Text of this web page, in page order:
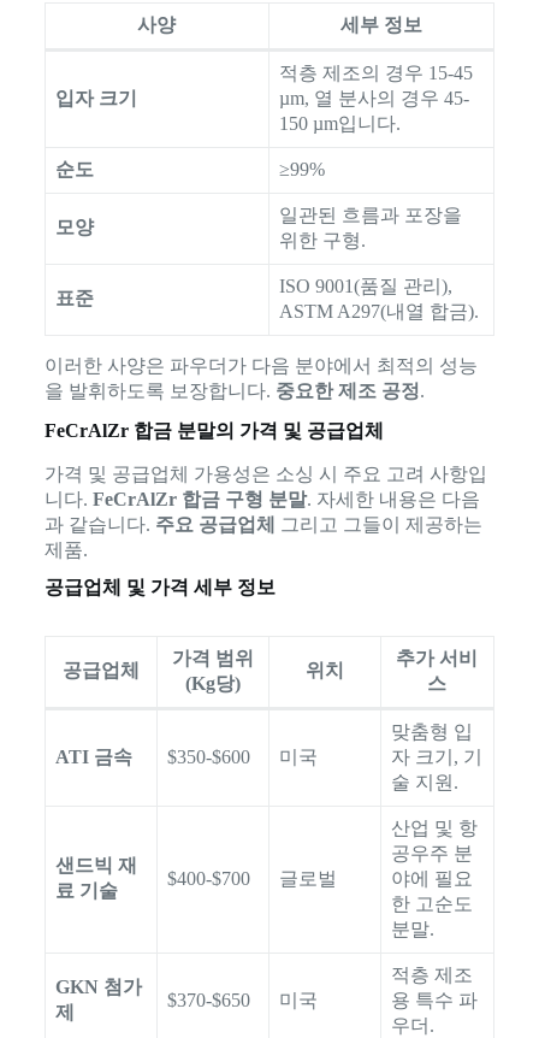
사양 세부 정보
입자 크기
적층 제조의 경우 15-45
µm, 열 분사의 경우 45-
150 µm입니다.
순도 ≥99%
모양
일관된 흐름과 포장을
위한 구형.
표준
ISO 9001(품질 관리),
ASTM A297(내열 합금).
이러한 사양은 파우더가 다음 분야에서 최적의 성능
을 발휘하도록 보장합니다. 중요한 제조 공정.
FeCrAlZr 합금 분말의 가격 및 공급업체
가격 및 공급업체 가용성은 소싱 시 주요 고려 사항입
니다. FeCrAlZr 합금 구형 분말. 자세한 내용은 다음
과 같습니다. 주요 공급업체
그리고 그들이 제공하는
제품.
공급업체 및 가격 세부 정보
공급업체
가격 범위
(Kg당)
위치
추가 서비
스
ATI 금속 $350-$600 미국
맞춤형 입
자 크기, 기
술 지원.
샌드빅 재
료 기술
$400-$700 글로벌
산업 및 항
공우주 분
야에 필요
한 고순도
분말.
GKN 첨가
제
$370-$650 미국
적층 제조
용 특수 파
우더.